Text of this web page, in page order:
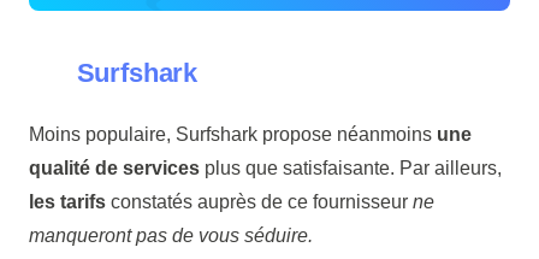
Surfshark
Moins populaire, Surfshark propose néanmoins une
qualité de servicesplus que satisfaisante. Par ailleurs,
les tarifsconstatés auprès de ce fournisseur ne
manqueront pas de vous séduire.